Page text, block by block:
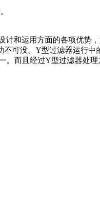
和运用方面的各项优势，
没。Y型过滤器运行中
而且经过Y型过滤器处